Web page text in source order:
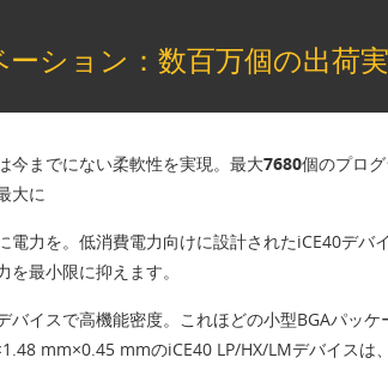
ション：数百万個の出荷
今までにない柔軟性を実現。最大7680個のプロ
大に
電力を。低消費電力向けに設計されたiCE40デ
を最小限に抑えます。
バイスで高機能密度。これほどの小型BGAパッ
mm×0.45 mmのiCE40 LP/HX/LMデバイスは